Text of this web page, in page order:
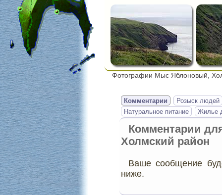
Фотографии Мыс Яблоновый,
Комментарии
Розыск людей
Натуральное питание
Жилье
Комментарии
Холмский район
Ваше сообщение
ниже.